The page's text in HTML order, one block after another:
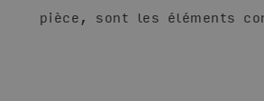
pièce, sont les éléments